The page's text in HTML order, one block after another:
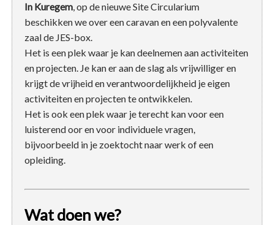
In Kuregem, op de nieuwe Site Circularium
beschikken we over een caravan en een polyvalente
zaal de JES-box.
Het is een plek waar je kan deelnemen aan activiteiten
en projecten. Je kan er aan de slag als vrijwilliger en
krijgt de vrijheid en verantwoordelijkheid je eigen
activiteiten en projecten te ontwikkelen.
Het is ook een plek waar je terecht kan voor een
luisterend oor en voor individuele vragen,
bijvoorbeeld in je zoektocht naar werk of een
opleiding.
Wat doen we?